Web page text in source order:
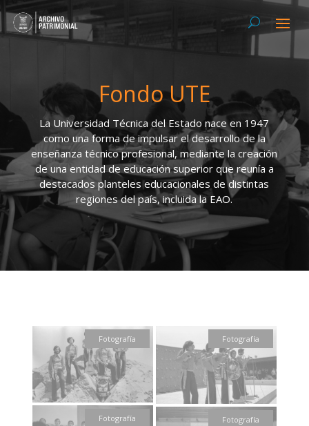
Fondo UTE
La Universidad Técnica del Estado nace en 1947
como una forma de impulsar el desarrollo de la
enseñanza técnico profesional, mediante la creación
de una entidad de educación superior que reunía a
destacados planteles educacionales de distintas
regiones del país, incluida la EAO.
Fotografía Fotografía
Fotografía Fotografía